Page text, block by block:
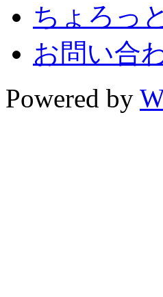
ちょろっ
お問い合
Powered by